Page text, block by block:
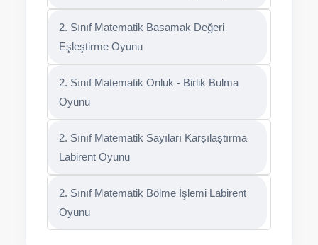
2. Sınıf Matematik Basamak Değeri
Eşleştirme Oyunu
2. Sınıf Matematik Onluk - Birlik Bulma
Oyunu
2. Sınıf Matematik Sayıları Karşılaştırma
Labirent Oyunu
2. Sınıf Matematik Bölme İşlemi Labirent
Oyunu